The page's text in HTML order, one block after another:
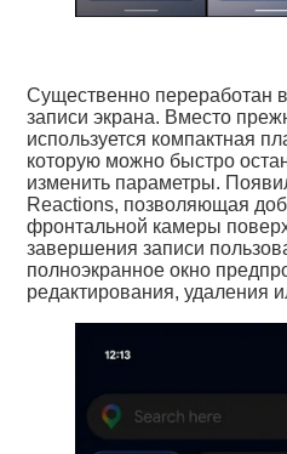
Существенно переработан
записи экрана. Вместо
используется компактная
которую можно быстро
изменить параметры.
Reactions, позволяющая
фронтальной камеры
завершения записи
полноэкранное окно
редактирования, удаления